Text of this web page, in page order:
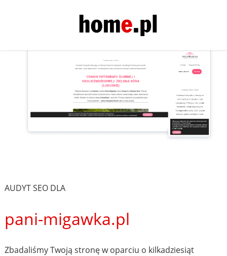
AUDYT SEO DLA
pani-migawka.pl
Zbadaliśmy Twoją stronę w oparciu o kilkadziesiąt